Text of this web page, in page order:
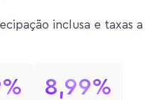
inclusa e taxas a
8,99%